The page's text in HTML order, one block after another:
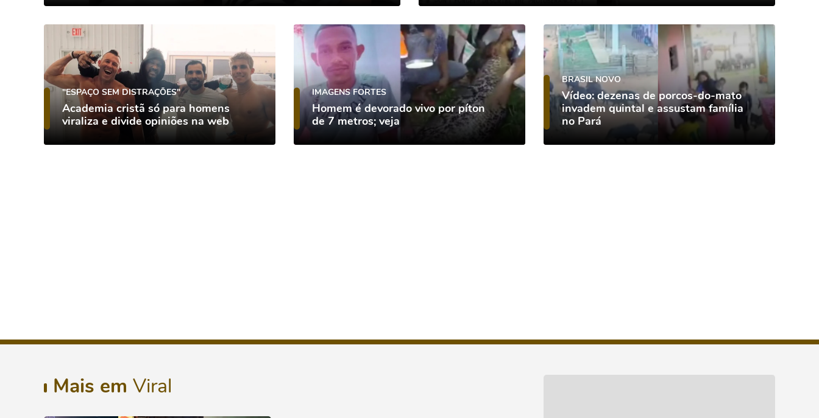
"ESPAÇO SEM DISTRAÇÕES"
Academia cristã só para homens
viraliza e divide opiniões na web
IMAGENS FORTES
Homem é devorado vivo por píton
de 7 metros; veja
BRASIL NOVO
Vídeo: dezenas de porcos-do-mato
invadem quintal e assustam família
no Pará
Mais em Viral